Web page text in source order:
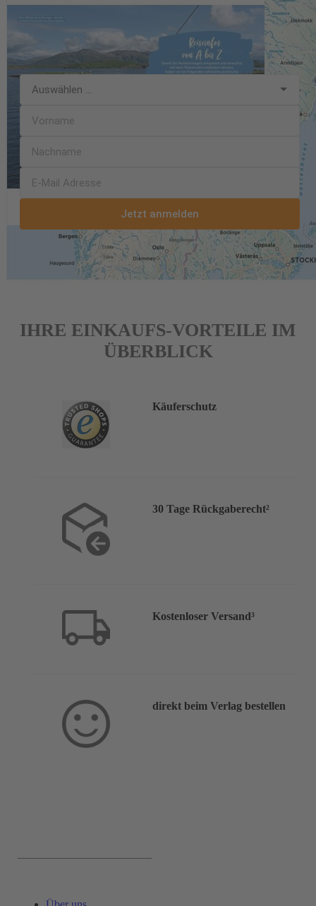
Neuerscheinungen,Preis-Aktionen,Gewinnspiele und
vielem mehr
. Melden Sie sich jetzt unverbindlich und kostenlos
zu unserem Newsletter an. Den Newsletter können Sie jederzeit
wieder abbestellen.
Jetzt anmelden
Mit dem Klick auf "Jetzt anmelden" bestätigen Sie, die
Datenschutzerklärunggelesen und die
Allgemeinen
Geschäftsbedingungen
für die Online-Dienste der GeraNova
IHRE EINKAUFS-VORTEILE IM
ÜBERBLICK
Käuferschutz
30 Tage Rückgaberecht²
Kostenloser Versand³
direkt beim Verlag bestellen